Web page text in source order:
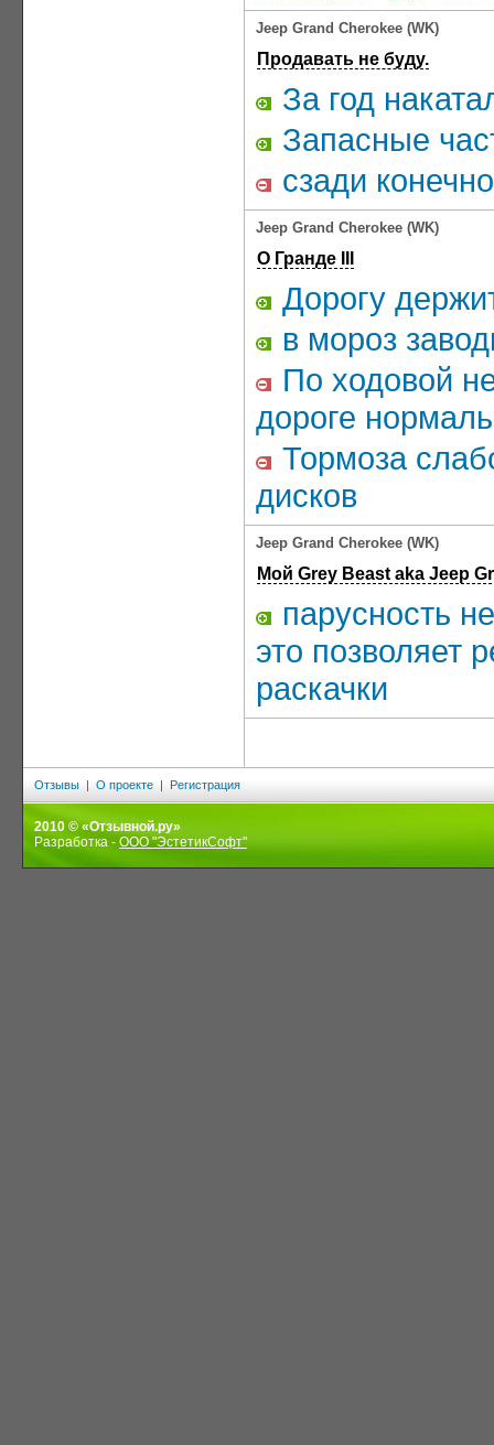
Jeep Grand Cherokee (WK)
Продавать не буду.
За год
Запасные
сзади
Jeep Grand Cherokee (WK)
О Гранде III
Дорогу
в мороз
По ходовой
дороге
Тормоза
дисков
Jeep Grand Cherokee (WK)
Мой Grey Beast aka Jeep
парусность
это позволяет
раскачки
Отзывы | О проекте | Регистрация
2010 © «Отзывной.ру»
Разработка - ООО "ЭстетикСофт"